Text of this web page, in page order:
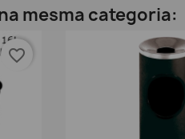
mesma categoria:
favorite_border